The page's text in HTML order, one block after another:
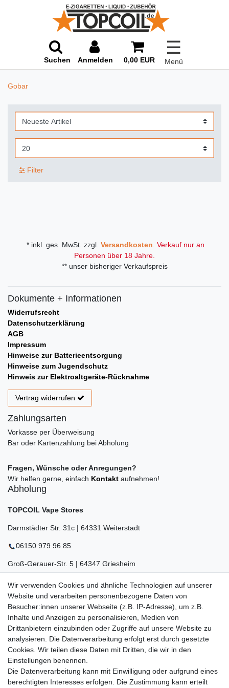
Suchen Anmelden 0,00 EUR
☰
Menü
Gobar
Filter
* inkl. ges. MwSt. zzgl. Versandkosten Verkauf nur an
Personen über 18 Jahre.
** unser bisheriger Verkaufspreis
Dokumente + Informationen
Widerrufsrecht
Datenschutzerklärung
AGB
Impressum
Hinweise zur Batterieentsorgung
Hinweise zum Jugendschutz
Hinweis zur Elektroaltgeräte-Rücknahme
Vertrag widerrufen
Zahlungsarten
Vorkasse per Überweisung
Bar oder Kartenzahlung bei Abholung
Fragen, Wünsche oder Anregungen?
Wir helfen gerne, einfach Kontakt aufnehmen!
Abholung
TOPCOIL Vape Stores
Darmstädter Str. 31c | 64331 Weiterstadt
06150 979 96 85
Groß-Gerauer-Str. 5 | 64347 Griesheim
06155 834 88 58
Eberstädter Str. 21 | 64319 Pfungstadt
06157 984 88 55
Öffnungszeiten finden Sie hier: www.topcoil.de
E-MAIL **
Newsletter
Honig
Hiermit bestätige ich, dass ich dieDaten­schutz­erklärunggelesen habe.
Wir verwenden Cookies und ähnliche Technologien auf unserer
Website und verarbeiten personenbezogene Daten von
Besucher:innen unserer Webseite (z.B. IP-Adresse), um z.B.
Inhalte und Anzeigen zu personalisieren, Medien von
Drittanbietern einzubinden oder Zugriffe auf unsere Website zu
analysieren. Die Datenverarbeitung erfolgt erst durch gesetzte
Cookies. Wir teilen diese Daten mit Dritten, die wir in den
Einstellungen benennen.
Die Datenverarbeitung kann mit Einwilligung oder aufgrund eines
berechtigten Interesses erfolgen. Die Zustimmung kann erteilt